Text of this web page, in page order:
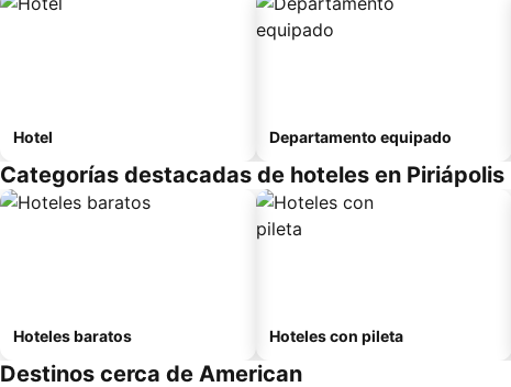
Hotel Departamento equipado
Categorías destacadas de hoteles en Piriápolis
Hoteles baratos Hoteles con pileta
Destinos cerca de American